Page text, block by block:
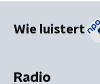
Wie luistert
Radio